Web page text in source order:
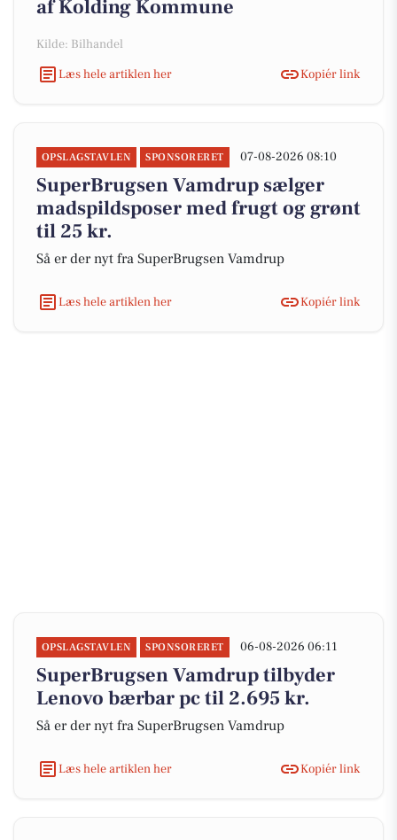
af Kolding Kommune
Kilde: Bilhandel
Læs hele artiklen her
Kopiér link
OPSLAGSTAVLEN SPONSORERET 07-08-2026 08:10
SuperBrugsen Vamdrup sælger
madspildsposer med frugt og grønt
til 25 kr.
Så er der nyt fra SuperBrugsen Vamdrup
Læs hele artiklen her Kopiér link
OPSLAGSTAVLEN SPONSORERET 06-08-2026 06:11
SuperBrugsen Vamdrup tilbyder
Lenovo bærbar pc til 2.695 kr.
Så er der nyt fra SuperBrugsen Vamdrup
Læs hele artiklen her Kopiér link